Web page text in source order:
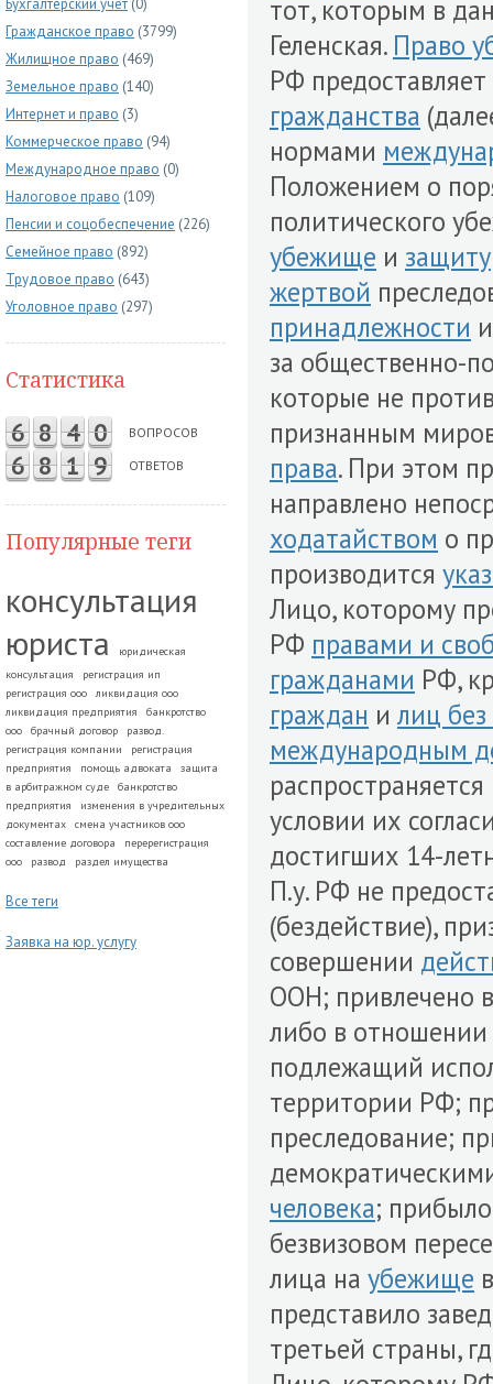
Бухгалтерский учет (0)
Гражданское право (3799)
Жилищное право (469)
Земельное право (140)
Интернет и право (3)
Коммерческое право (94)
Международное право (0)
Налоговое право (109)
Пенсии и соцобеспечение (226)
Семейное право (892)
Трудовое право (643)
Уголовное право (297)
Статистика
6 8 4 0 ВОПРОСОВ
6 8 1 9 ОТВЕТОВ
Популярные теги
консультация
юриста
юридическая
консультация
регистрация ип
регистрация ооо
ликвидация ооо
ликвидация предприятия
банкротство
ооо
брачный договор
развод.
регистрация компании
регистрация
предприятия
помощь адвоката
защита
в арбитражном суде
банкротство
предприятия
изменения в учредительных
документах
смена участников ооо
составление договора
перерегистрация
ооо
развод раздел имущества
Все теги
Заявка на юр. услугу
тот, которым в
Геленская. Право
РФ
гражданства
нормами
Положением о
политического
убежище и защиту
жертвой
принадлежности
за общественно-
которые не
признанным
права. При этом
направлено
ходатайством о
производится
Лицо, которому
РФ правами и
гражданами РФ,
граждан и лиц
международным
условии их
достигших 14-
П.у. РФ не
(бездействие),
совершении
ООН; привлечено
либо в отношении
подлежащий
территории РФ;
преследование;
человека;
безвизовом
лица на убежище
представило
третьей страны,